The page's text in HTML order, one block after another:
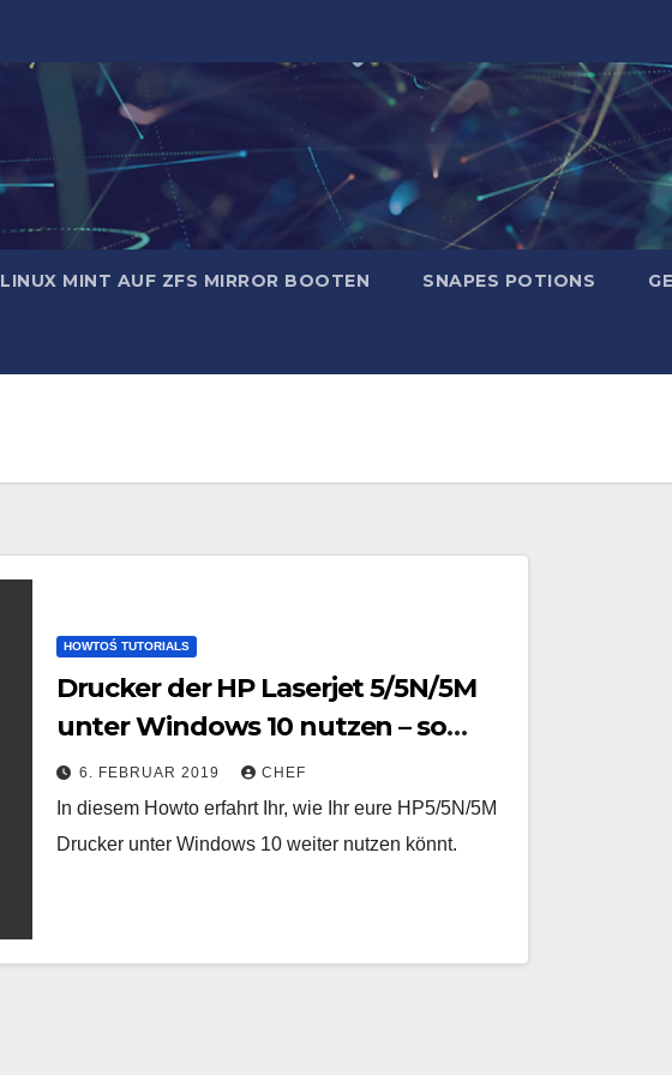
LINUX MINT AUF ZFS MIRROR BOOTEN SNAPES POTIONS
HOWTOŚ TUTORIALS
Drucker der HP Laserjet 5/5N/5M
unter Windows 10 nutzen – so
geht’s!
6. FEBRUAR 2019 CHEF
In diesem Howto erfahrt Ihr, wie Ihr eure HP5/5N/5M
Drucker unter Windows 10 weiter nutzen könnt.